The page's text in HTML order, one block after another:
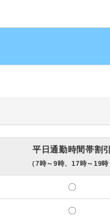
平日通勤時間帯割引
（7時～9時、17時～19時
〇
〇